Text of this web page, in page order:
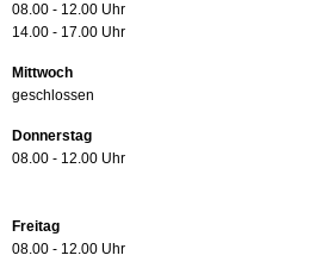
08.00 - 12.00 Uhr
14.00 - 17.00 Uhr
Mittwoch
geschlossen
Donnerstag
08.00 - 12.00 Uhr
Freitag
08.00 - 12.00 Uhr